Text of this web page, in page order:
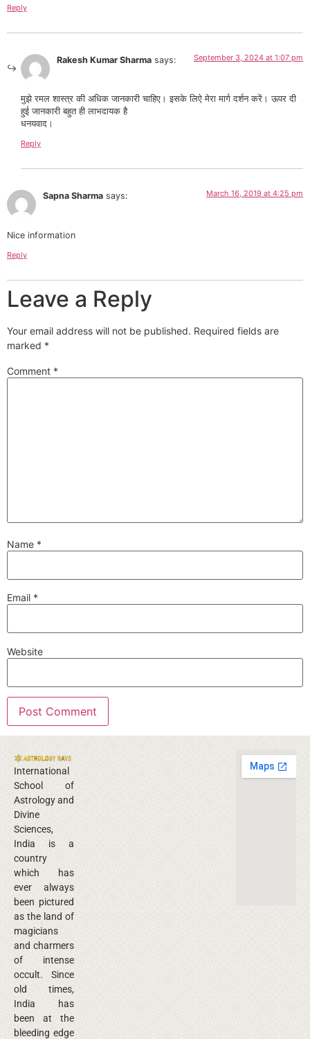
Reply
Rakesh Kumar Sharma says: September 3, 2024 at 1:07 pm
मुझे रमल शास्त्र की अधिक जानकारी चाहिए। इसके लिऐ मेरा मार्ग दर्शन करें। ऊपर दी
हुई जानकारी बहुत ही लाभदायक है
धनयवाद।
Reply
Sapna Sharma says: March 16, 2019 at 4:25 pm
Nice information
Reply
Leave a Reply
Your email address will not be published. Required fields are
marked *
Comment *
Name *
Email *
Website
International
School of
Astrology and
Divine
Sciences,
India is a
country
which has
ever always
been pictured
as the land of
magicians
and charmers
of intense
occult. Since
old times,
India has
been at the
bleeding edge